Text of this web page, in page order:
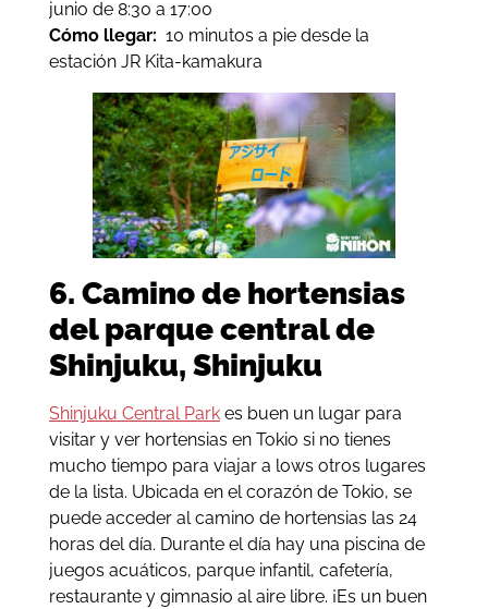
junio de 8:30 a 17:00
Cómo llegar: 10 minutos a pie desde la
estación JR Kita-kamakura
6. Camino de hortensias
del parque central de
Shinjuku, Shinjuku
Shinjuku Central Parkes buen un lugar para
visitar y ver hortensias en Tokio si no tienes
mucho tiempo para viajar a lows otros lugares
de la lista. Ubicada en el corazón de Tokio, se
puede acceder al camino de hortensias las 24
horas del día. Durante el día hay una piscina de
juegos acuáticos, parque infantil, cafetería,
restaurante y gimnasio al aire libre. ¡Es un buen